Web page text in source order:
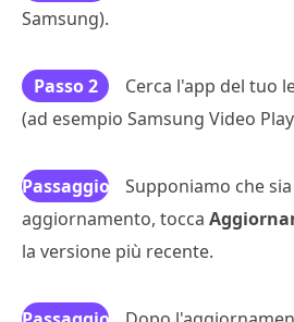
Samsung).
Passo 2
Cerca l'app del tuo
(ad esempio Samsung Video
Passaggio
3
Supponiamo che
aggiornamento, tocca
la versione più recente.